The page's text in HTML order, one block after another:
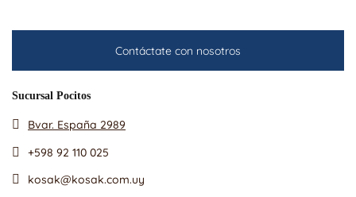
Contáctate con nosotros
Sucursal Pocitos
Bvar. España 2989
+598 92 110 025
kosak@kosak.com.uy